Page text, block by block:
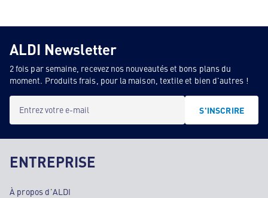
ALDI Newsletter
2 fois par semaine, recevez nos nouveautés et bons plans du
moment. Produits frais, pour la maison, textile et bien d'autres !
Entrez votre e-mail S'INSCRIRE
ENTREPRISE
À propos d'ALDI